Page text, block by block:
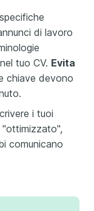
di lavoro
tuo CV. Evita
chiave devono
i tuoi
"ottimizzato",
comunicano